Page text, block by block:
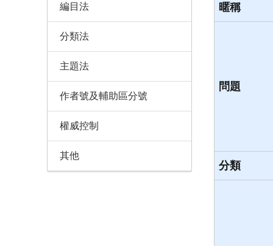
暱稱
問題
分類
編目法
分類法
主題法
作者號及輔助區分號
權威控制
其他